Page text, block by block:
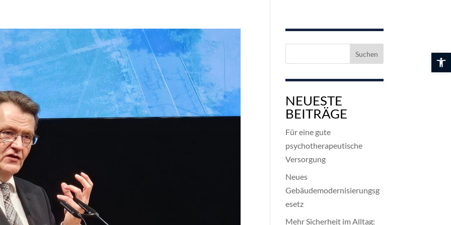
NEUESTE
BEITRÄGE
Für eine gute
psychotherapeutische
Versorgung
Neues
Gebäudemodernisierungsg
esetz
Mehr Sicherheit im Alltag: